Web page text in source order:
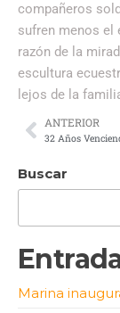
compañeros
sufren menos el
razón de la
escultura
lejos de la
ANTERIOR
Buscar
Marina